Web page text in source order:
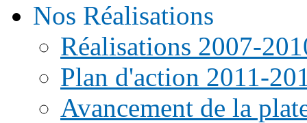
Nos Réalisations
Réalisations 2007-
Plan d'action 2011-
Avancement de la